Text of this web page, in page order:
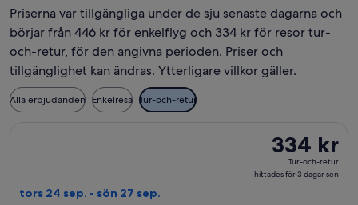
Priserna var tillgängliga under de sju senaste dagarna och
börjar från 446 kr för enkelflyg och 334 kr för resor tur-
och-retur, för den angivna perioden. Priser och
tillgänglighet kan ändras. Ytterligare villkor gäller.
Alla erbjudanden Enkelresa Tur-och-retur
334 kr
Tur-
och-
334 kr
Tur-och-retur
hittades för 3 dagar sen
tors 24 sep. - sön 27 sep.